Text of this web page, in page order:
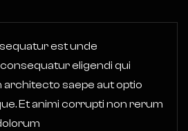
est unde
eligendi qui
architecto saepe aut optio
Et animi corrupti non rerum